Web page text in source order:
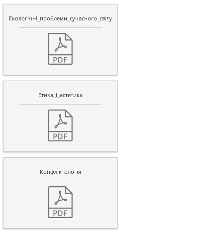
Екологiчнi_проблеми_сучасного_свiту
Етика_i_естетика
Конфліктологія